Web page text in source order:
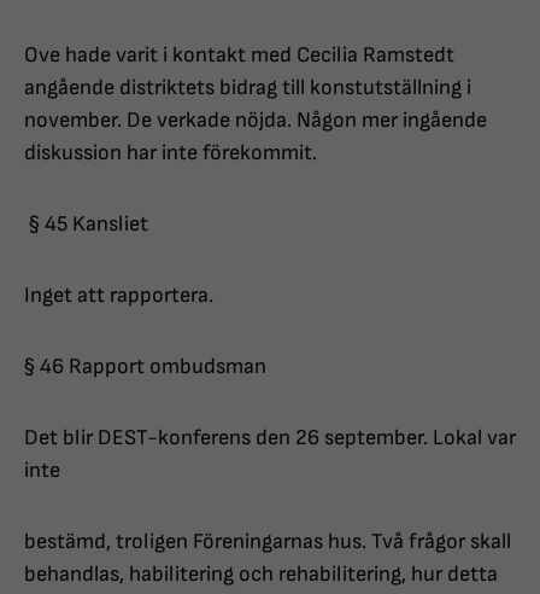
Ove hade varit i kontakt med Cecilia Ramstedt
angående distriktets bidrag till konstutställning i
november. De verkade nöjda. Någon mer ingående
diskussion har inte förekommit.
§ 45 Kansliet
Inget att rapportera.
§ 46 Rapport ombudsman
Det blir DEST-konferens den 26 september. Lokal var
inte
bestämd, troligen Föreningarnas hus. Två frågor skall
behandlas, habilitering och rehabilitering, hur detta